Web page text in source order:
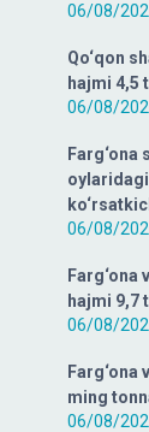
06/08/
Qo‘qon
hajmi 4,5
06/08/
06/08/
hajmi 9,7
06/08/
ming
06/08/